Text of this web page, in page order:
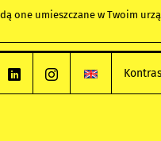
one umieszczane w Twoim